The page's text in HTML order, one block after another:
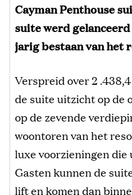
Cayman Penthouse
suite werd
jarig bestaan ​​van het
Verspreid over 2
de suite uitzicht op de
op de zevende
woontoren van het
luxe voorzieningen die
Gasten kunnen de
lift en komen dan